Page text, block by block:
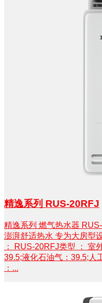
精逸系列 RUS-20RFJ
精逸系列 燃气热水器
澎湃舒适热水 专为大房型
： RUS-20RFJ类型 ： 室
39.5;液化石油气：39.5;人
：...